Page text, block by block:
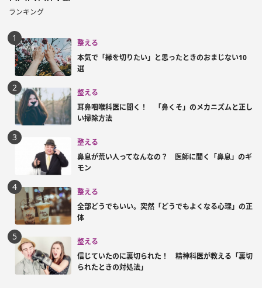
ランキング
整える
本気で「縁を切りたい」と思ったときのおまじない10
選
整える
耳鼻咽喉科医に聞く！ 「鼻くそ」のメカニズムと正し
い掃除方法
整える
鼻息が荒い人ってなんなの？ 医師に聞く「鼻息」のギ
モン
整える
全部どうでもいい。突然「どうでもよくなる心理」の正
体
整える
信じていたのに裏切られた！ 精神科医が教える「裏切
られたときの対処法」